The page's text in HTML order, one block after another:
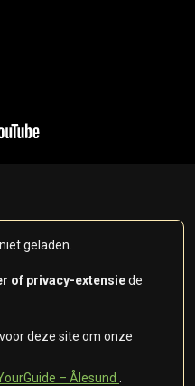
geladen.
of privacy-extensiede
deze site om onze
– Ålesund